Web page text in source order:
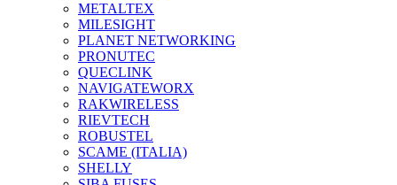
METALTEX
MILESIGHT
PLANET NETWORKING
PRONUTEC
QUECLINK
NAVIGATEWORX
RAKWIRELESS
RIEVTECH
ROBUSTEL
SCAME (ITALIA)
SHELLY